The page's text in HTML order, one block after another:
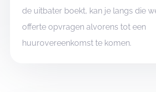
de uitbater boekt, kan je langs die
offerte opvragen alvorens tot een
huurovereenkomst te komen.